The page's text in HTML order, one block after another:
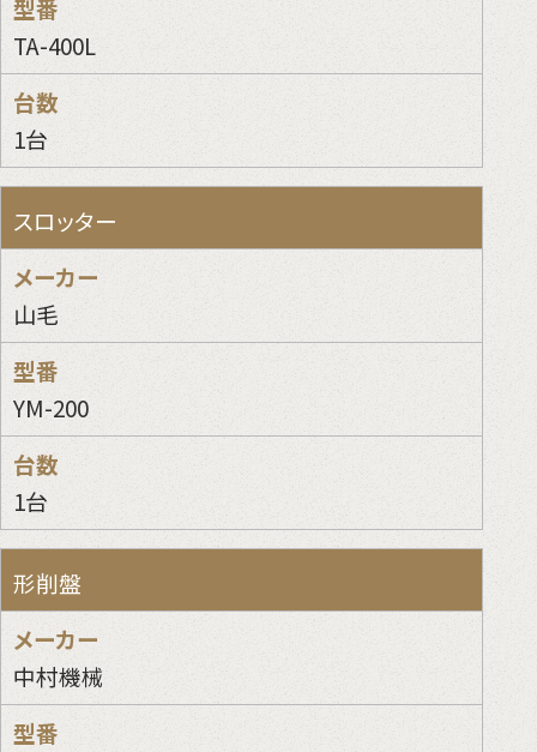
TA-400L
1台
スロッター
山毛
YM-200
1台
形削盤
中村機械